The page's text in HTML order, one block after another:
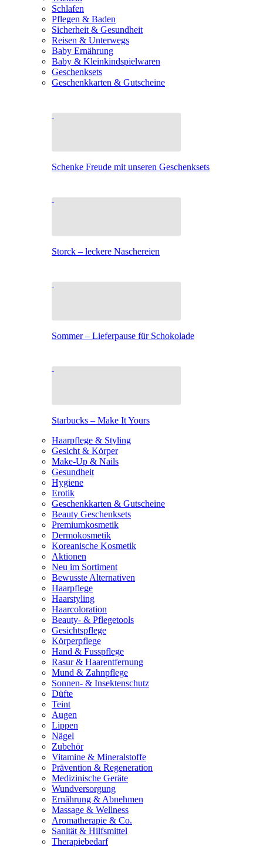
Schlafen
Pflegen & Baden
Sicherheit & Gesundheit
Reisen & Unterwegs
Baby Ernährung
Baby & Kleinkindspielwaren
Geschenksets
Geschenkkarten & Gutscheine
Schenke Freude mit unseren Geschenksets
Storck – leckere Naschereien
Sommer – Lieferpause für Schokolade
Starbucks – Make It Yours
Haarpflege & Styling
Gesicht & Körper
Make-Up & Nails
Gesundheit
Hygiene
Erotik
Geschenkkarten & Gutscheine
Beauty Geschenksets
Premiumkosmetik
Dermokosmetik
Koreanische Kosmetik
Aktionen
Neu im Sortiment
Bewusste Alternativen
Haarpflege
Haarstyling
Haarcoloration
Beauty- & Pflegetools
Gesichtspflege
Körperpflege
Hand & Fusspflege
Rasur & Haarentfernung
Mund & Zahnpflege
Sonnen- & Insektenschutz
Düfte
Teint
Augen
Lippen
Nägel
Zubehör
Vitamine & Mineralstoffe
Prävention & Regeneration
Medizinische Geräte
Wundversorgung
Ernährung & Abnehmen
Massage & Wellness
Aromatherapie & Co.
Sanität & Hilfsmittel
Therapiebedarf